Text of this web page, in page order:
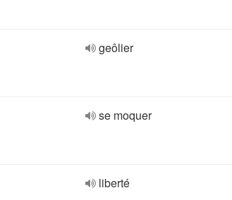
geôlier
se moquer
liberté